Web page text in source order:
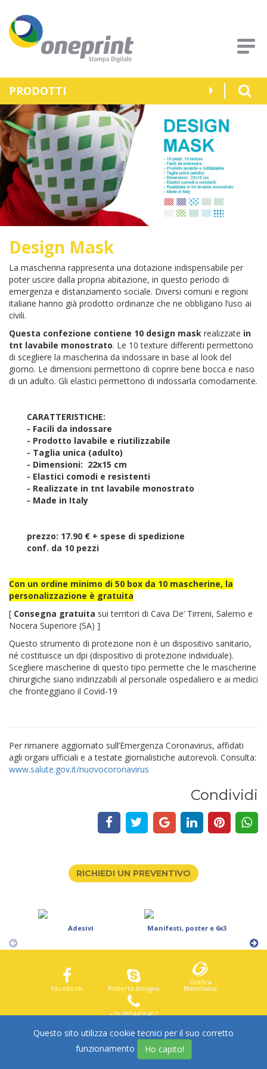
PRODOTTI
Design Mask
La mascherina rappresenta una dotazione indispensabile per
poter uscire dalla propria abitazione, in questo periodo di
emergenza e distanziamento sociale. Diversi comuni e regioni
italiane hanno già prodotto ordinanze che ne obbligano l’uso ai
civili.
Questa confezione contiene 10 design mask realizzate in
tnt lavabile monostrato. Le 10 texture differenti permettono
di scegliere la mascherina da indossare in base al look del
giorno. Le dimensioni permettono di coprire bene bocca e naso
di un adulto. Gli elastici permettono di indossarla comodamente.
CARATTERISTICHE:
- Facili da indossare
- Prodotto lavabile e riutilizzabile
- Taglia unica (adulto)
- Dimensioni: 22x15 cm
- Elastici comodi e resistenti
- Realizzate in tnt lavabile monostrato
- Made in Italy
prezzo: 17.90 € + spese di spedizione
conf. da 10 pezzi
Con un ordine minimo di 50 box da 10 mascherine, la
personalizzazione è gratuita
[ Consegna gratuita sui territori di Cava De’ Tirreni, Salerno e
Nocera Superiore (SA) ]
Questo strumento di protezione non è un dispositivo sanitario,
né costituisce un dpi (dispositivo di protezione individuale).
Scegliere mascherine di questo tipo permette che le mascherine
chirurgiche siano indirizzabili al personale ospedaliero e ai medici
che fronteggiano il Covid-19
Per rimanere aggiornato sull’Emergenza Coronavirus, affidati
agli organi ufficiali e a testate giornalistiche autorevoli. Consulta:
www.salute.gov.it/nuovocoronavirus
Condividi
RICHIEDI UN PREVENTIVO
Adesivi Manifesti, poster e 6x3
Facebook Roberto.bisogno
Grafica
Metelliana
+39 0894456407
© 2016. ONEPRINT. ALL RIGHTS RESERVED.
P.IVA: 03906350651
Questo sito utilizza cookie tecnici per il suo corretto
funzionamento
Ho capito!